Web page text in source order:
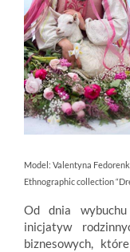
Model: Valentyna
Ethnographic collection
Od dnia
inicjatyw
biznesowych,